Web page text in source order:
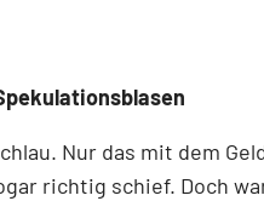
Nur das mit dem
richtig schief. Doch